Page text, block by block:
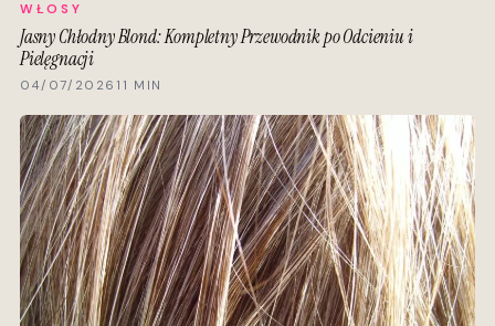
WŁOSY
Jasny Chłodny Blond: Kompletny Przewodnik po Odcieniu i
Pielęgnacji
04/07/2026 11 MIN